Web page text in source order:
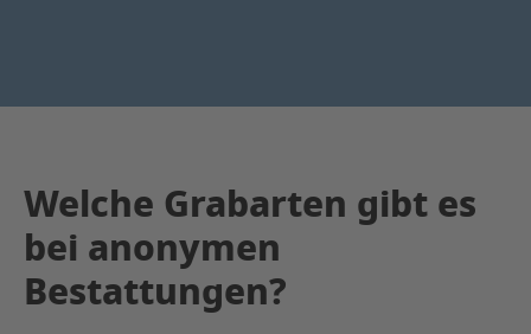
Welche Grabarten gibt es
bei anonymen
Bestattungen?